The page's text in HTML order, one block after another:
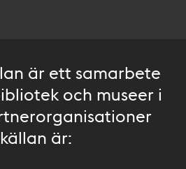
är ett samarbete
och museer i
är: